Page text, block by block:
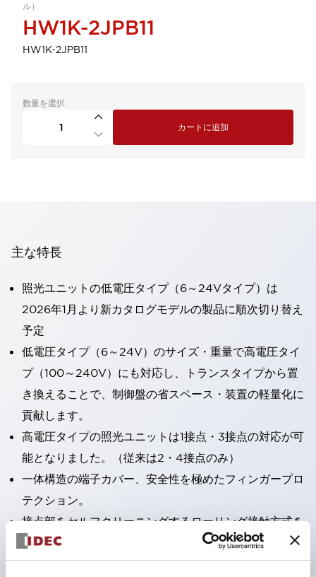
ル）
HW1K-2JPB11
HW1K-2JPB11
数量を選択
カートに追加
主な特長
照光ユニットの低電圧タイプ（6～24Vタイプ）は
2026年1月より新カタログモデルの製品に順次切り替え
予定
低電圧タイプ（6～24V）のサイズ・重量で高電圧タイ
プ（100～240V）にも対応し、トランスタイプから置
き換えることで、制御盤の省スペース・装置の軽量化に
貢献します。
高電圧タイプの照光ユニットは1接点・3接点の対応が可
能となりました。（従来は2・4接点のみ）
一体構造の端子カバー、安全性を極めたフィンガープロ
テクション。
接点部をセルフクリーニングするローリング接触方式を
採用。
パネル前面からの水や油の侵入をシャットアウトする保